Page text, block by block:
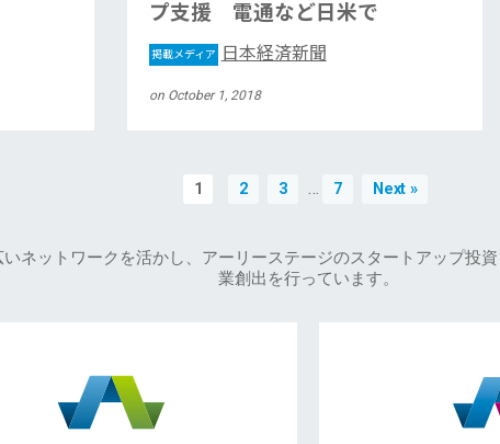
プ支援 電通など日米で
掲載メディア 日本経済新聞
on October 1, 2018
1 2 3 … 7 Next »
ネットワークを活かし、アーリーステージのスタートアップ投
業創出を行っています。